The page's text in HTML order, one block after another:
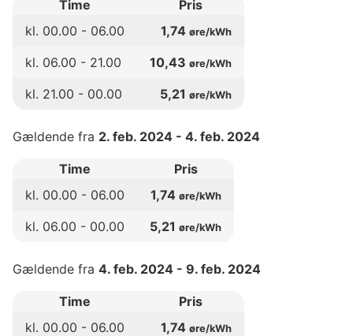
Time
Pris
kl. 00.00 - 06.00 1,74 øre/kWh
kl. 06.00 - 21.00 10,43 øre/kWh
kl. 21.00 - 00.00 5,21 øre/kWh
Gældende fra 2. feb. 2024 - 4. feb. 2024
Time
Pris
kl. 00.00 - 06.00 1,74 øre/kWh
kl. 06.00 - 00.00 5,21 øre/kWh
Gældende fra 4. feb. 2024 - 9. feb. 2024
Time
Pris
kl. 00.00 - 06.00 1,74 øre/kWh